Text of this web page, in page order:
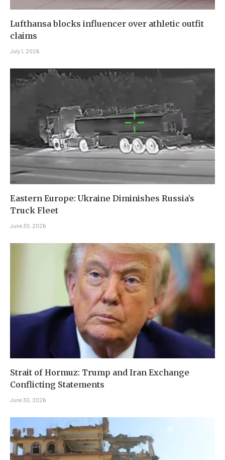
Lufthansa blocks influencer over athletic outfit
claims
July 1, 2026
Eastern Europe: Ukraine Diminishes Russia’s
Truck Fleet
June 30, 2026
Strait of Hormuz: Trump and Iran Exchange
Conflicting Statements
June 30, 2026